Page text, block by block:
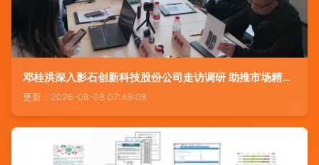
邓桂洪深入影石创新科技股份公司走访调研 助推市场精准服务升级
更新：2026-08-08 07:49:08